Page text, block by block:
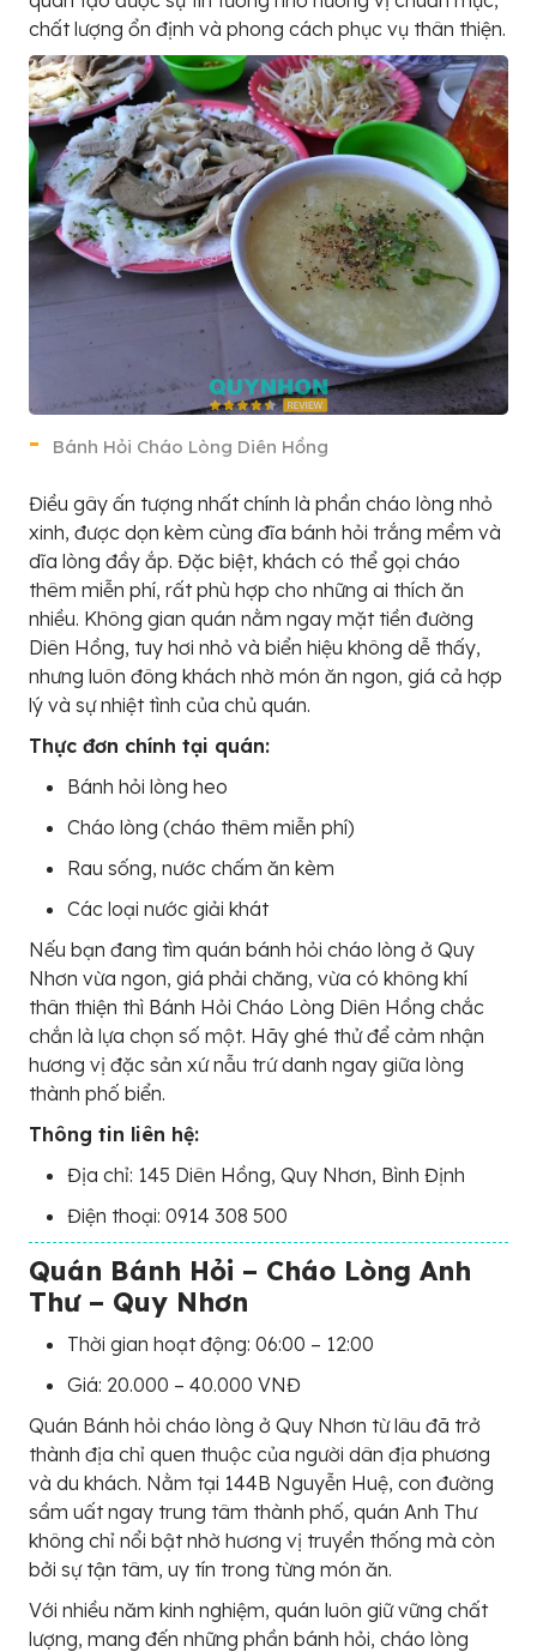
chất lượng ổn định và phong cách phục vụ thân thiện.
Bánh Hỏi Cháo Lòng Diên Hồng
Điều gây ấn tượng nhất chính là phần cháo lòng nhỏ
xinh, được dọn kèm cùng đĩa bánh hỏi trắng mềm và
dĩa lòng đầy ắp. Đặc biệt, khách có thể gọi cháo
thêm miễn phí, rất phù hợp cho những ai thích ăn
nhiều. Không gian quán nằm ngay mặt tiền đường
Diên Hồng, tuy hơi nhỏ và biển hiệu không dễ thấy,
nhưng luôn đông khách nhờ món ăn ngon, giá cả hợp
lý và sự nhiệt tình của chủ quán.
Thực đơn chính tại quán:
Bánh hỏi lòng heo
Cháo lòng (cháo thêm miễn phí)
Rau sống, nước chấm ăn kèm
Các loại nước giải khát
Nếu bạn đang tìm quán bánh hỏi cháo lòng ở Quy
Nhơn vừa ngon, giá phải chăng, vừa có không khí
thân thiện thì Bánh Hỏi Cháo Lòng Diên Hồng chắc
chắn là lựa chọn số một. Hãy ghé thử để cảm nhận
hương vị đặc sản xứ nẫu trứ danh ngay giữa lòng
thành phố biển.
Thông tin liên hệ:
Địa chỉ: 145 Diên Hồng, Quy Nhơn, Bình Định
Điện thoại: 0914 308 500
Quán Bánh Hỏi – Cháo Lòng Anh
Thư – Quy Nhơn
Thời gian hoạt động: 06:00 – 12:00
Giá: 20.000 – 40.000 VNĐ
Quán Bánh hỏi cháo lòng ở Quy Nhơn từ lâu đã trở
thành địa chỉ quen thuộc của người dân địa phương
và du khách. Nằm tại 144B Nguyễn Huệ, con đường
sầm uất ngay trung tâm thành phố, quán Anh Thư
không chỉ nổi bật nhờ hương vị truyền thống mà còn
bởi sự tận tâm, uy tín trong từng món ăn.
Với nhiều năm kinh nghiệm, quán luôn giữ vững chất
lượng, mang đến những phần bánh hỏi, cháo lòng